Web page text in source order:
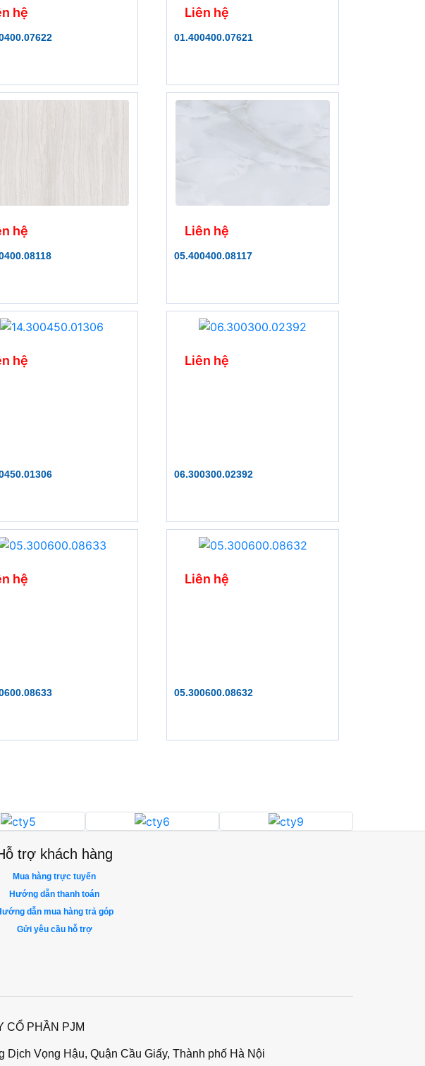
hệ Liên hệ
01.400400.07621
hệ Liên hệ
05.400400.08117
hệ Liên hệ
06.300300.02392
hệ Liên hệ
05.300600.08632
trợ khách hàng
Mua hàng trực tuyến
Hướng dẫn thanh toán
dẫn mua hàng trả góp
Gửi yêu cầu hỗ trợ
CỔ PHẦN PJM
Vọng Hậu, Quận Cầu Giấy, Thành phố Hà Nội